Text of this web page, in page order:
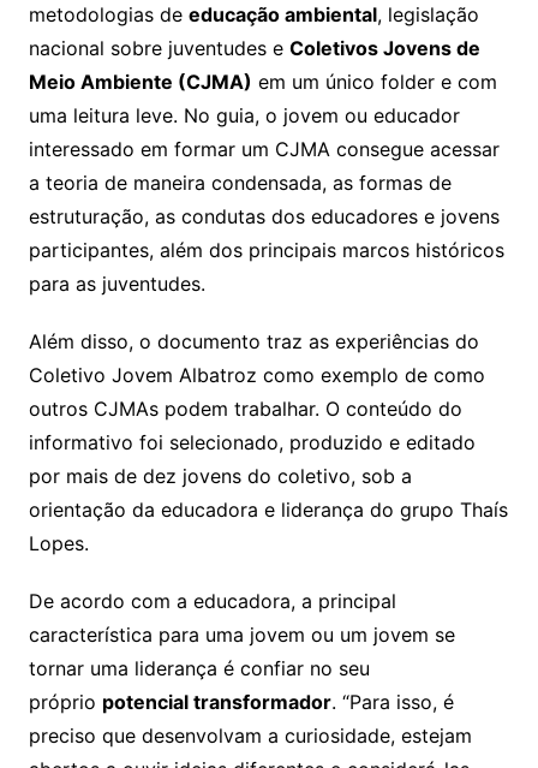
metodologias de educação ambiental, legislação
nacional sobre juventudes e Coletivos Jovens de
Meio Ambiente (CJMA) em um único folder e com
uma leitura leve. No guia, o jovem ou educador
interessado em formar um CJMA consegue acessar
a teoria de maneira condensada, as formas de
estruturação, as condutas dos educadores e jovens
participantes, além dos principais marcos históricos
para as juventudes.
Além disso, o documento traz as experiências do
Coletivo Jovem Albatroz como exemplo de como
outros CJMAs podem trabalhar. O conteúdo do
informativo foi selecionado, produzido e editado
por mais de dez jovens do coletivo, sob a
orientação da educadora e liderança do grupo Thaís
Lopes.
De acordo com a educadora, a principal
característica para uma jovem ou um jovem se
tornar uma liderança é confiar no seu
próprio potencial transformador. “Para isso, é
preciso que desenvolvam a curiosidade, estejam